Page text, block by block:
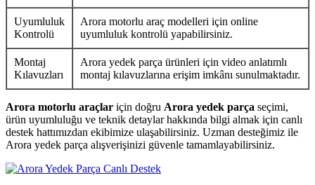
Uyumluluk
Kontrolü
Arora motorlu araç modelleri için online
uyumluluk kontrolü yapabilirsiniz.
Montaj
Kılavuzları
Arora yedek parça ürünleri için video anlatımlı
montaj kılavuzlarına erişim imkânı sunulmaktadır.
Arora motorlu araçlar için doğru Arora yedek parça seçimi,
ürün uyumluluğu ve teknik detaylar hakkında bilgi almak için canlı
destek hattımızdan ekibimize ulaşabilirsiniz. Uzman desteğimiz ile
Arora yedek parça alışverişinizi güvenle tamamlayabilirsiniz.